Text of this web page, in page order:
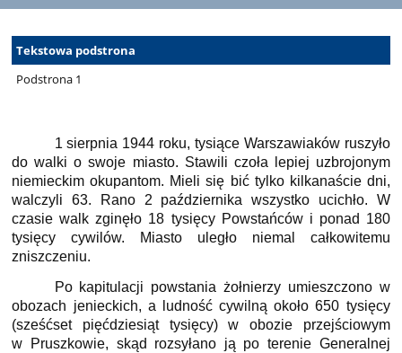
Patron
Tekstowa podstrona
Podstrona 1
1 sierpnia 1944 roku, tysiące Warszawiaków ruszyło
do walki o swoje miasto. Stawili czoła lepiej uzbrojonym
niemieckim okupantom. Mieli się bić tylko kilkanaście dni,
walczyli 63. Rano 2 października wszystko ucichło. W
czasie walk zginęło 18 tysięcy Powstańców i ponad 180
tysięcy cywilów. Miasto uległo niemal całkowitemu
zniszczeniu.
Po kapitulacji powstania żołnierzy umieszczono w
obozach jenieckich, a ludność cywilną około 650 tysięcy
(sześćset pięćdziesiąt tysięcy) w obozie przejściowym
w Pruszkowie, skąd rozsyłano ją po terenie Generalnej